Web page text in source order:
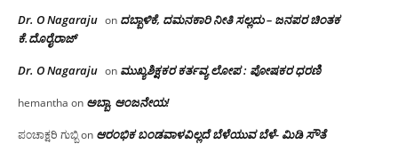
Dr. O Nagaraju on ದಬ್ಬಾಳಿಕೆ, ದಮನಕಾರಿ ನೀತಿ ಸಲ್ಲದು – ಜನಪರ ಚಿಂತಕ
ಕೆ.ದೊರೈರಾಜ್
Dr. O Nagaraju on ಮುಖ್ಯಶಿಕ್ಷಕರ ಕರ್ತವ್ಯ ಲೋಪ : ಪೋಷಕರ ಧರಣಿ
hemantha on ಅಬ್ಬಾ, ಆಂಜನೇಯ!
ಪಂಚಾಕ್ಷರಿ ಗುಬ್ಬಿon ಆರಂಭಿಕ ಬಂಡವಾಳವಿಲ್ಲದೆ ಬೆಳೆಯುವ ಬೆಳೆ- ಮಿಡಿ ಸೌತೆ